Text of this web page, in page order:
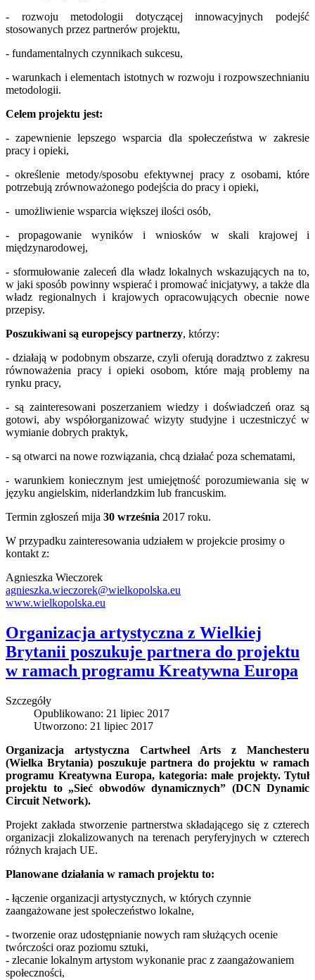
- rozwoju metodologii dotyczącej innowacyjnych podejść
stosowanych przez partnerów projektu,
- fundamentalnych czynnikach sukcesu,
- warunkach i elementach istotnych w rozwoju i rozpowszechnianiu
metodologii.
Celem projektu jest:
- zapewnienie lepszego wsparcia dla społeczeństwa w zakresie
pracy i opieki,
- określenie metody/sposobu efektywnej pracy z osobami, które
potrzebują zrównoważonego podejścia do pracy i opieki,
- umożliwienie wsparcia większej ilości osób,
- propagowanie wyników i wniosków w skali krajowej i
międzynarodowej,
- sformułowanie zaleceń dla władz lokalnych wskazujących na to,
w jaki sposób powinny wspierać i promować inicjatywy, a także dla
władz regionalnych i krajowych opracowujących obecnie nowe
przepisy.
Poszukiwani są europejscy partnerzy, którzy:
- działają w podobnym obszarze, czyli oferują doradztwo z zakresu
równoważenia pracy i opieki osobom, które mają problemy na
rynku pracy,
- są zainteresowani poszerzaniem wiedzy i doświadczeń oraz są
gotowi, aby współorganizować wizyty studyjne i uczestniczyć w
wymianie dobrych praktyk,
- są otwarci na nowe rozwiązania, chcą działać poza schematami,
- warunkiem koniecznym jest umiejętność porozumiewania się w
języku angielskim, niderlandzkim lub francuskim.
Termin zgłoszeń mija 30 września 2017 roku.
W przypadku zainteresowania udziałem w projekcie prosimy o
kontakt z:
Agnieszka Wieczorek
agnieszka.wieczorek@wielkopolska.eu
www.wielkopolska.eu
Organizacja artystyczna z Wielkiej
Brytanii poszukuje partnera do projektu
w ramach programu Kreatywna Europa
Szczegóły
Opublikowano: 21 lipiec 2017
Utworzono: 21 lipiec 2017
Organizacja artystyczna Cartwheel Arts z Manchesteru
(Wielka Brytania) poszukuje partnera do projektu w ramach
programu Kreatywna Europa, kategoria: małe projekty. Tytuł
projektu to „Sieć obwodów dynamicznych” (DCN Dynamic
Circuit Network).
Projekt zakłada stworzenie partnerstwa składającego się z czterech
organizacji zlokalizowanych na terenach peryferyjnych w czterech
różnych krajach UE.
Planowane działania w ramach projektu to:
- łączenie organizacji artystycznych, w których czynnie
zaangażowane jest społeczeństwo lokalne,
- tworzenie oraz udostępnianie nowych ram służących ocenie
twórczości oraz poziomu sztuki,
- zlecanie lokalnym artystom wykonanie prac z zaangażowaniem
społeczności,